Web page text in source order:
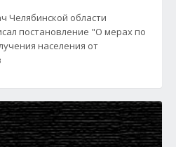
Челябинской области
постановление "О мерах по
населения от